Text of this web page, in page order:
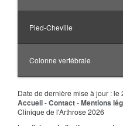
Pied-Cheville
Colonne vertébrale
Date de dernière mise à jour : le
Accueil-Contact-Mentions
Clinique de l'Arthrose 2026